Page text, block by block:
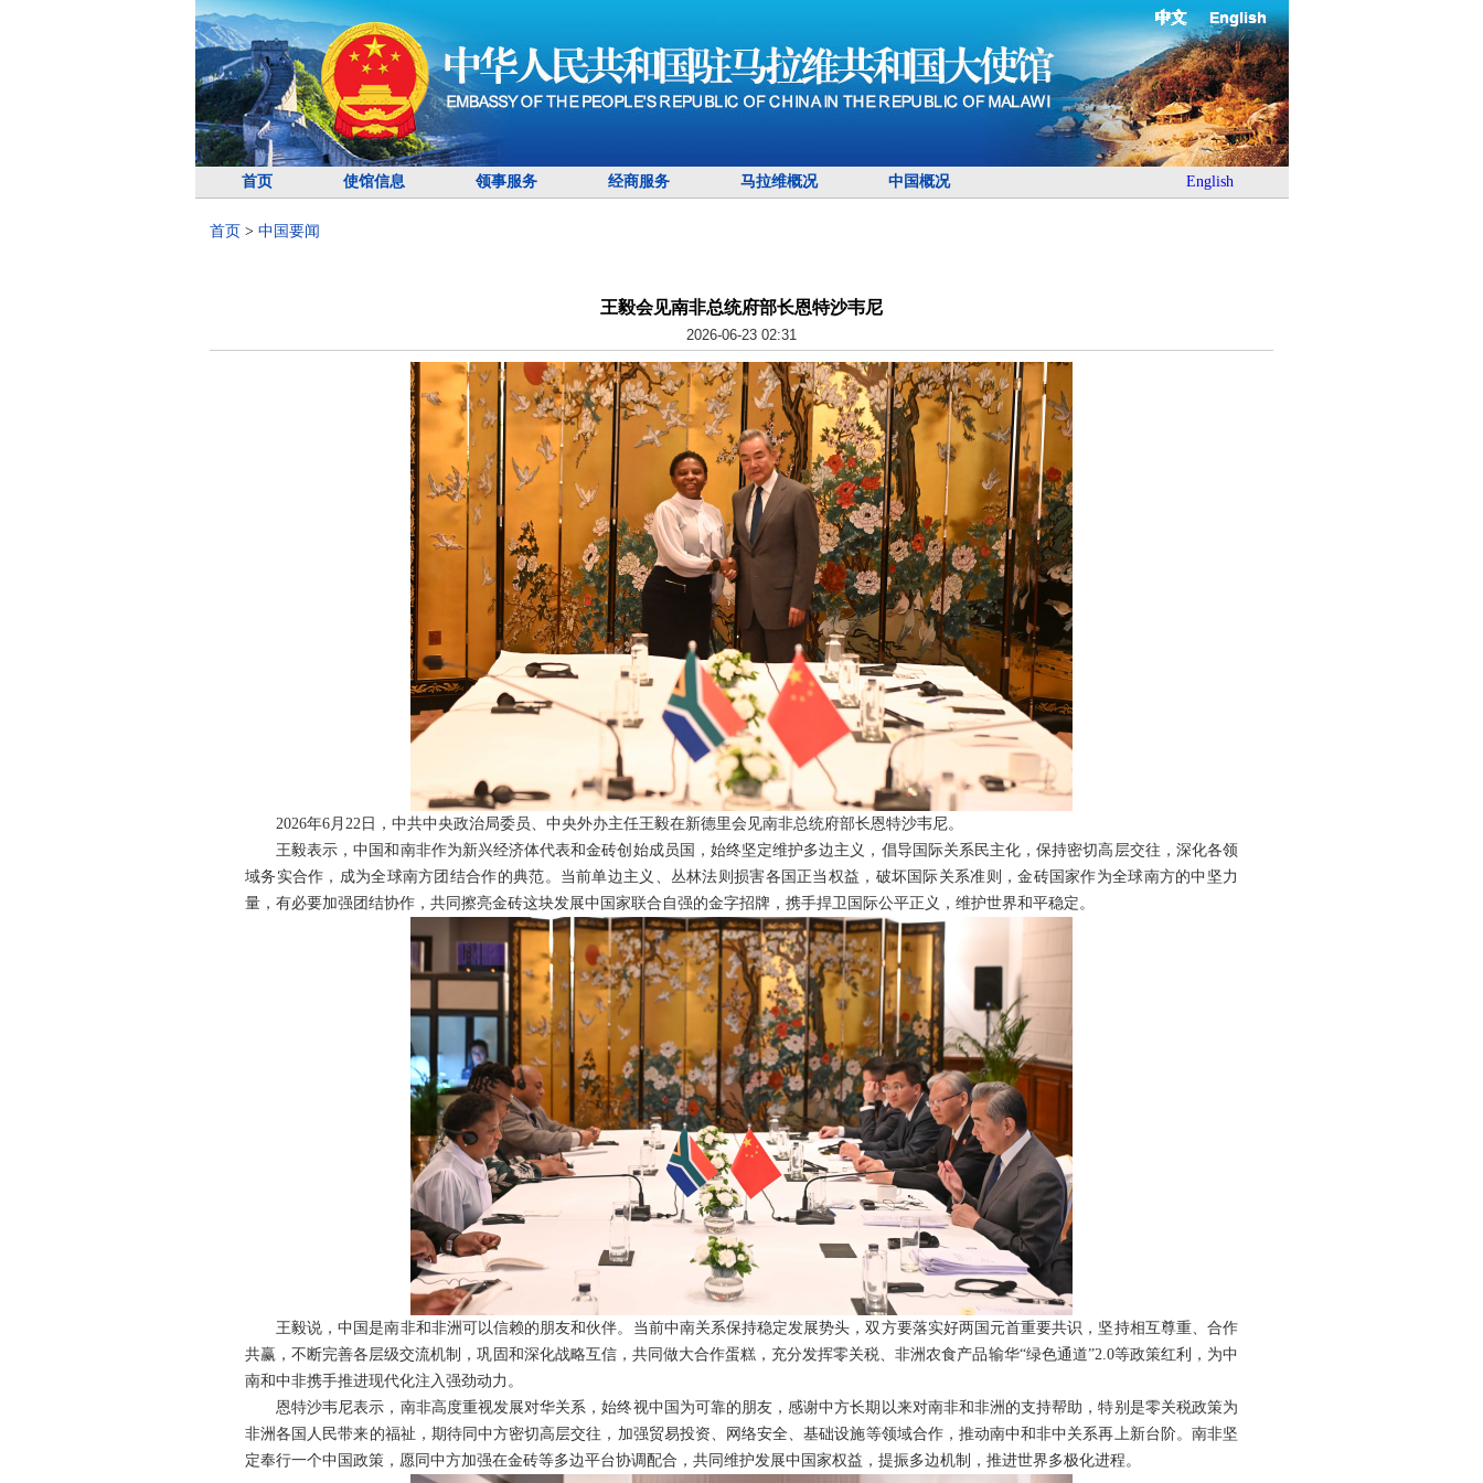
English
中文
首页 使馆信息 领事服务 经商服务 马拉维概况 中国概况 English
首页 > 中国要闻
王毅会见南非总统府部长恩特沙韦尼
2026-06-23 02:31
2026年6月22日，中共中央政治局委员、中央外办主任王毅在新德里会见南非总统府部长恩特沙韦尼。
王毅表示，中国和南非作为新兴经济体代表和金砖创始成员国，始终坚定维护多边主义，倡导国际关系民主化，保持密切高层交往，深化各领
域务实合作，成为全球南方团结合作的典范。当前单边主义、丛林法则损害各国正当权益，破坏国际关系准则，金砖国家作为全球南方的中坚力
量，有必要加强团结协作，共同擦亮金砖这块发展中国家联合自强的金字招牌，携手捍卫国际公平正义，维护世界和平稳定。
王毅说，中国是南非和非洲可以信赖的朋友和伙伴。当前中南关系保持稳定发展势头，双方要落实好两国元首重要共识，坚持相互尊重、合作
共赢，不断完善各层级交流机制，巩固和深化战略互信，共同做大合作蛋糕，充分发挥零关税、非洲农食产品输华“绿色通道”2.0等政策红利，为中
南和中非携手推进现代化注入强劲动力。
恩特沙韦尼表示，南非高度重视发展对华关系，始终视中国为可靠的朋友，感谢中方长期以来对南非和非洲的支持帮助，特别是零关税政策为
非洲各国人民带来的福祉，期待同中方密切高层交往，加强贸易投资、网络安全、基础设施等领域合作，推动南中和非中关系再上新台阶。南非坚
定奉行一个中国政策，愿同中方加强在金砖等多边平台协调配合，共同维护发展中国家权益，提振多边机制，推进世界多极化进程。